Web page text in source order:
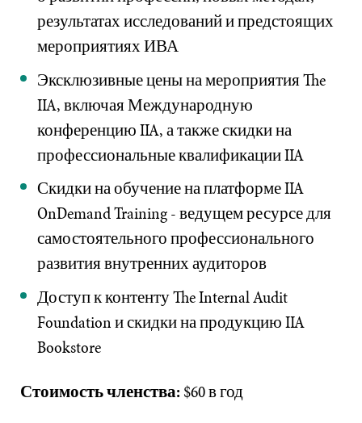
результатах исследований и предстоящих
мероприятиях ИВА
Эксклюзивные цены на мероприятия The
IIA, включая Международную
конференцию IIA, а также скидки на
профессиональные квалификации IIA
Скидки на обучение на платформе IIA
OnDemand Training - ведущем ресурсе для
самостоятельного профессионального
развития внутренних аудиторов
Доступ к контенту The Internal Audit
Foundation и скидки на продукцию IIA
Bookstore
Стоимость членства:$60 в год